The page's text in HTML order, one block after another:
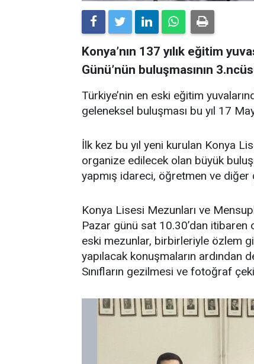
Konya’nın 137 yılık eğitim
Günü’nün buluşmasının
Türkiye’nin en eski eğitim
geleneksel buluşması bu yıl 17
İlk kez bu yıl yeni kurulan Konya
organize edilecek olan büyük
yapmış idareci, öğretmen ve diğer
Konya Lisesi Mezunları ve
Pazar günü sat 10.30’dan
eski mezunlar, birbirleriyle özlem
yapılacak konuşmaların ardından
Sınıfların gezilmesi ve fotoğraf